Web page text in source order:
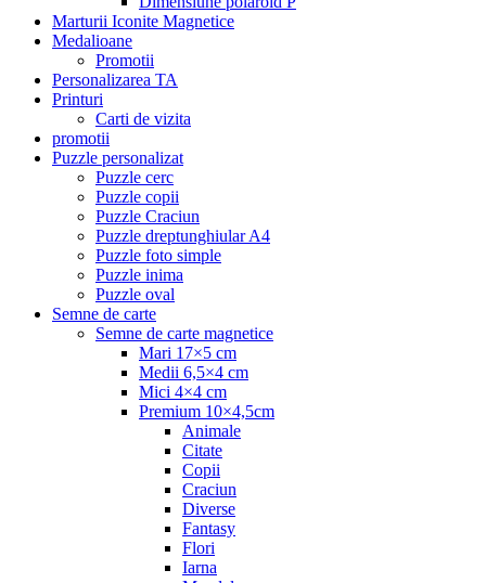
Marturii Iconite Magnetice
Medalioane
Promotii
Personalizarea TA
Printuri
Carti de vizita
promotii
Puzzle personalizat
Puzzle cerc
Puzzle copii
Puzzle Craciun
Puzzle dreptunghiular A4
Puzzle foto simple
Puzzle inima
Puzzle oval
Semne de carte
Semne de carte magnetice
Mari 17×5 cm
Medii 6,5×4 cm
Mici 4×4 cm
Premium 10×4,5cm
Animale
Citate
Copii
Craciun
Diverse
Fantasy
Flori
Iarna